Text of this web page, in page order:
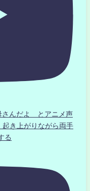
んだよ とアニメ声
き上がりながら両手
る